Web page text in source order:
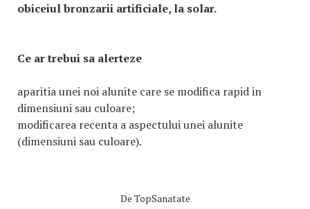
obiceiul bronzarii artificiale, la solar.
Ce ar trebui sa alerteze
aparitia unei noi alunite care se modifica rapid in
dimensiuni sau culoare;
modificarea recenta a aspectului unei alunite
(dimensiuni sau culoare).
De TopSanatate